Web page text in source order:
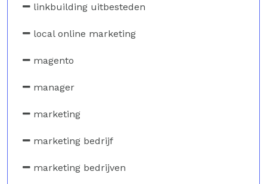
linkbuilding uitbesteden
local online marketing
magento
manager
marketing
marketing bedrijf
marketing bedrijven